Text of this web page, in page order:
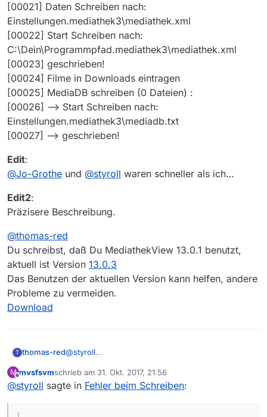
[00021] Daten Schreiben nach:
Einstellungen.mediathek3\mediathek.xml
[00022] Start Schreiben nach:
C:\Dein\Programmpfad.mediathek3\mediathek.xml
[00023] geschrieben!
[00024] Filme in Downloads eintragen
[00025] MediaDB schreiben (0 Dateien) :
[00026] --> Start Schreiben nach:
Einstellungen.mediathek3\mediadb.txt
[00027] --> geschrieben!
Edit:
@Jo-Grothe und @styroll waren schneller als ich…
Edit2:
Präzisere Beschreibung.
@thomas-red
Du schreibst, daß Du MediathekView 13.0.1 benutzt,
aktuell ist Version 13.0.3
Das Benutzen der aktuellen Version kann helfen, andere
Probleme zu vermeiden.
Download
T thomas-red@styroll
nein, ich habe nichts umkonfiguriert.
Der Dateiname wird bei mir ohne Unterstriche
M
Offline
mvsfsvmschrieb am 31. Okt. 2017, 21:56
zuletzt editiert von
@styroll sagte in Fehler beim Schreiben: